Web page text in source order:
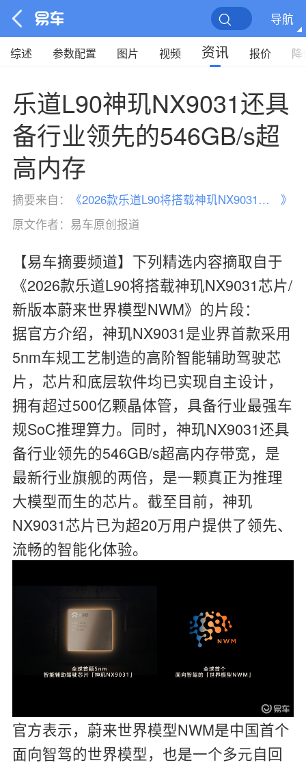
导航
综述 参数配置 图片 视频 资讯 报价 降
乐道L90神玑NX9031还具
备行业领先的546GB/s超
高内存
摘要来自： 《 2026款乐道L90将搭载神玑NX9031芯片/新版本蔚来世界模型NWM
》
原文作者： 易车原创报道
【易车摘要频道】下列精选内容摘取自于
《2026款乐道L90将搭载神玑NX9031芯片/
新版本蔚来世界模型NWM》的片段：
据官方介绍，神玑NX9031是业界首款采用
5nm车规工艺制造的高阶智能辅助驾驶芯
片，芯片和底层软件均已实现自主设计，
拥有超过500亿颗晶体管，具备行业最强车
规SoC推理算力。同时，神玑NX9031还具
备行业领先的546GB/s超高内存带宽，是
最新行业旗舰的两倍，是一颗真正为推理
大模型而生的芯片。截至目前，神玑
NX9031芯片已为超20万用户提供了领先、
流畅的智能化体验。
官方表示，蔚来世界模型NWM是中国首个
面向智驾的世界模型，也是一个多元自回